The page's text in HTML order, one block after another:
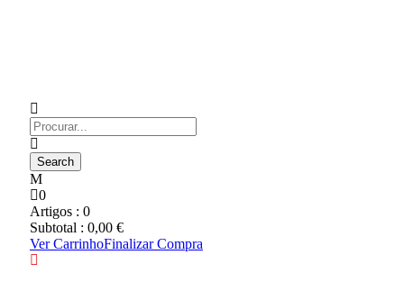
0
Artigos : 0
Subtotal : 0,00 €
Ver CarrinhoFinalizar Compra